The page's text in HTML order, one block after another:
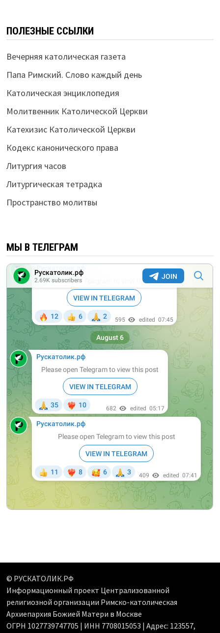
ПОЛЕЗНЫЕ ССЫЛКИ
Вечерняя католическая газета
Папа Римский. Слово каждый день
Католическая энциклопедия
Молитвенник Католической Церкви
Катехизис Католической Церкви
Кодекс канонического права
Литургия часов
Литургическая тетрадка
Пространство молитвы
МЫ В ТЕЛЕГРАМ
© РУСКАТОЛИК.РФ
Информационный проект Централизованной
религиозной организации Римско-католическая
Архиепархия Божией Матери в Москве
ОГРН 1027739747705 | ИНН 7708015053 | Адрес: 123557,